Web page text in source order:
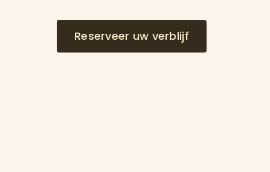
Reserveer uw verblijf